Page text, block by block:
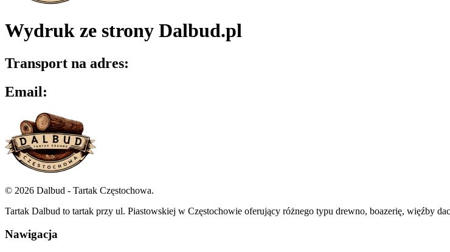
Wydruk ze strony Dalbud.pl
Transport na adres:
Email:
© 2026 Dalbud - Tartak Częstochowa.
Tartak Dalbud to tartak przy ul. Piastowskiej w Częstochowie oferujący różnego typu drewno, boazerię, więźby
Nawigacja